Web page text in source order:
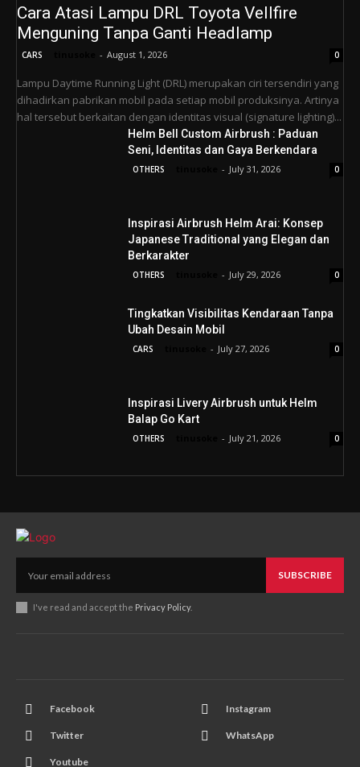
Cara Atasi Lampu DRL Toyota Vellfire
Menguning Tanpa Ganti Headlamp
CARS - August 1, 2026 0
Lampu Daytime Running Light (DRL) merupakan ciri tersendiri yang
dihadirkan pabrikan mobil pada setiap mobil produksinya. Artinya
hal tersebut berkaitan dengan identitas visual (signature lighting)...
Helm Bell Custom Airbrush : Paduan
Seni, Identitas dan Gaya Berkendara
OTHERS - July 31, 2026 0
Inspirasi Airbrush Helm Arai: Konsep
Japanese Traditional yang Elegan dan
Berkarakter
OTHERS - July 29, 2026 0
Tingkatkan Visibilitas Kendaraan Tanpa
Ubah Desain Mobil
CARS - July 27, 2026 0
Inspirasi Livery Airbrush untuk Helm
Balap Go Kart
OTHERS - July 21, 2026 0
SUBSCRIBE
I've read and accept the Privacy Policy.
Facebook Instagram
Twitter WhatsApp
Youtube